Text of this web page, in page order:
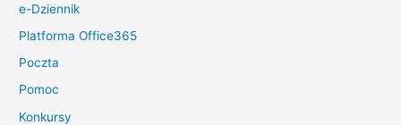
e-Dziennik
Platforma Office365
Poczta
Pomoc
Konkursy